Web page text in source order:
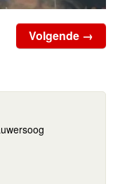
Volgende →